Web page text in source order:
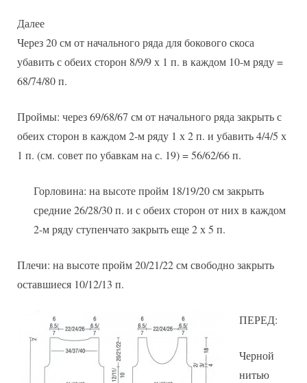
Далее
Через 20 см от начального ряда для бокового скоса
убавить с обеих сторон 8/9/9 х 1 п. в каждом 10-м ряду =
68/74/80 п.
Проймы: через 69/68/67 см от начального ряда закрыть с
обеих сторон в каждом 2-м ряду 1 х 2 п. и убавить 4/4/5 х
1 п. (см. совет по убавкам на с. 19) = 56/62/66 п.
Горловина: на высоте пройм 18/19/20 см закрыть
средние 26/28/30 п. и с обеих сторон от них в каждом
2-м ряду ступенчато закрыть еще 2 х 5 п.
Плечи: на высоте пройм 20/21/22 см свободно закрыть
оставшиеся 10/12/13 п.
ПЕРЕД:
Черной
нитью